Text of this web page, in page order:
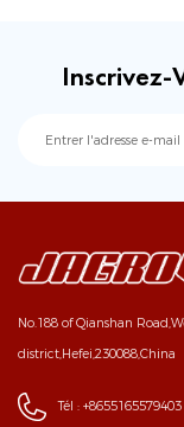
Inscrivez-
No.188 of Qianshan
district,Hefei,230088,China
Tél : +8655165579403